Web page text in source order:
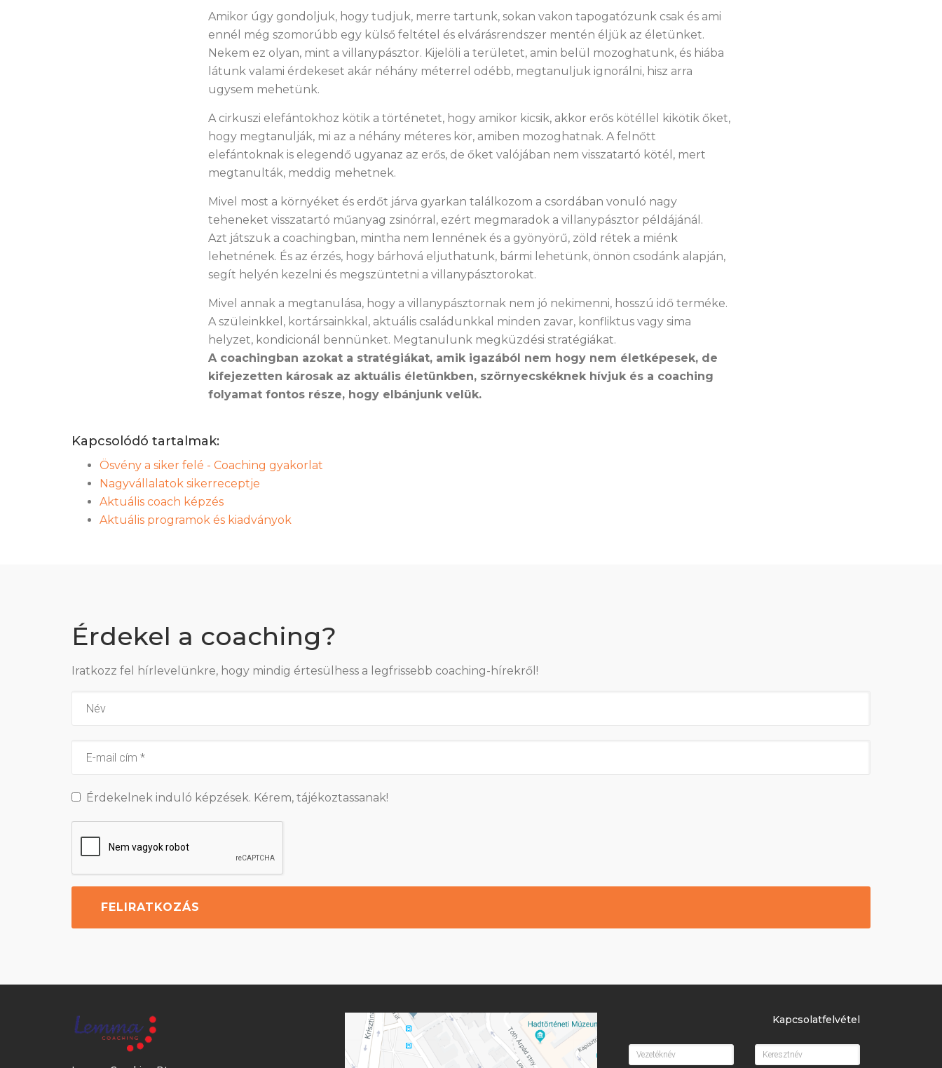
Amikor úgy gondoljuk, hogy tudjuk, merre tartunk, sokan vakon tapogatózunk csak és ami
ennél még szomorúbb egy külső feltétel és elvárásrendszer mentén éljük az életünket.
Nekem ez olyan, mint a villanypásztor. Kijelöli a területet, amin belül mozoghatunk, és hiába
látunk valami érdekeset akár néhány méterrel odébb, megtanuljuk ignorálni, hisz arra
ugysem mehetünk.
A cirkuszi elefántokhoz kötik a történetet, hogy amikor kicsik, akkor erős kötéllel kikötik őket,
hogy megtanulják, mi az a néhány méteres kör, amiben mozoghatnak. A felnőtt
elefántoknak is elegendő ugyanaz az erős, de őket valójában nem visszatartó kötél, mert
megtanulták, meddig mehetnek.
Mivel most a környéket és erdőt járva gyarkan találkozom a csordában vonuló nagy
teheneket visszatartó műanyag zsinórral, ezért megmaradok a villanypásztor példájánál.
Azt játszuk a coachingban, mintha nem lennének és a gyönyörű, zöld rétek a miénk
lehetnének. És az érzés, hogy bárhová eljuthatunk, bármi lehetünk, önnön csodánk alapján,
segít helyén kezelni és megszüntetni a villanypásztorokat.
Mivel annak a megtanulása, hogy a villanypásztornak nem jó nekimenni, hosszú idő terméke.
A szüleinkkel, kortársainkkal, aktuális családunkkal minden zavar, konfliktus vagy sima
helyzet, kondicionál bennünket. Megtanulunk megküzdési stratégiákat.
A coachingban azokat a stratégiákat, amik igazából nem hogy nem életképesek, de
kifejezetten károsak az aktuális életünkben, szörnyecskéknek hívjuk és a coaching
folyamat fontos része, hogy elbánjunk velük.
Kapcsolódó tartalmak:
Ösvény a siker felé - Coaching gyakorlat
Nagyvállalatok sikerreceptje
Aktuális coach képzés
Aktuális programok és kiadványok
Érdekel a coaching?
Iratkozz fel hírlevelünkre, hogy mindig értesülhess a legfrissebb coaching-hírekről!
Érdekelnek induló képzések. Kérem, tájékoztassanak!
Kapcsolatfelvétel